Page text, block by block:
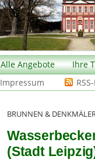
Alle Angebote Ihre
Impressum
BRUNNEN &
(Stadt